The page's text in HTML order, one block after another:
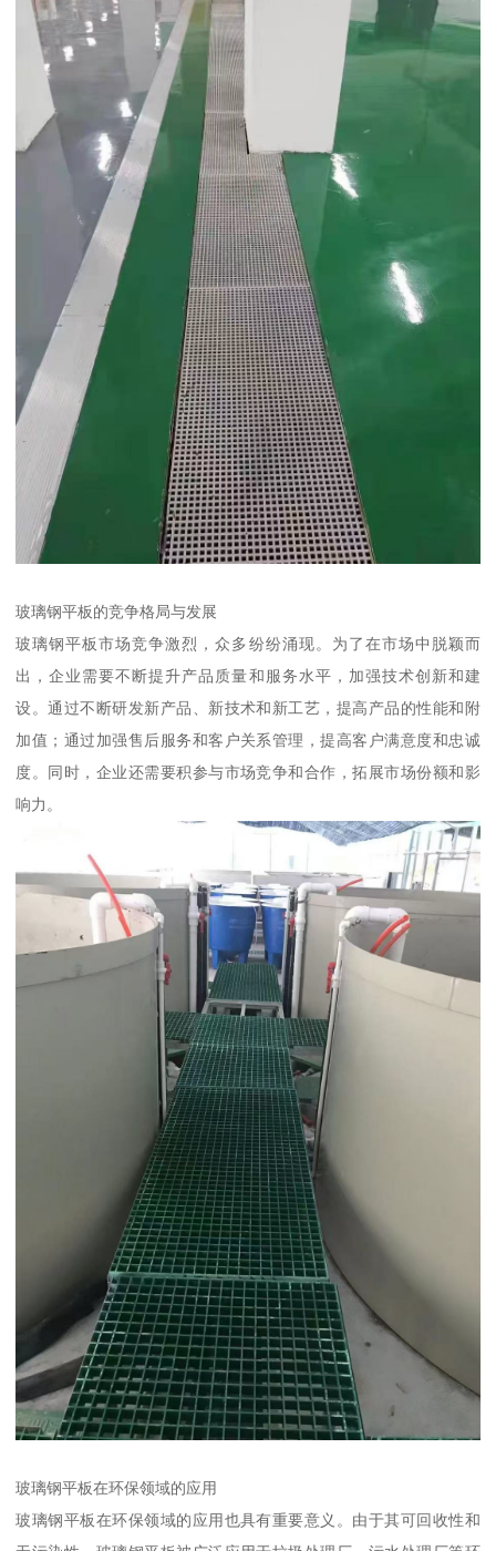
玻璃钢平板的竞争格局与发展
玻璃钢平板市场竞争激烈，众多纷纷涌现。为了在市场中脱颖而
出，企业需要不断提升产品质量和服务水平，加强技术创新和建
设。通过不断研发新产品、新技术和新工艺，提高产品的性能和附
加值；通过加强售后服务和客户关系管理，提高客户满意度和忠诚
度。同时，企业还需要积参与市场竞争和合作，拓展市场份额和影
响力。
玻璃钢平板在环保领域的应用
玻璃钢平板在环保领域的应用也具有重要意义。由于其可回收性和